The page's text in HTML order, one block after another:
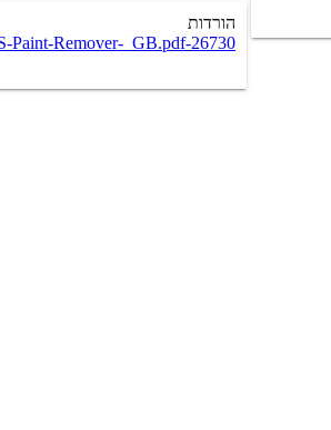
הורדות
26730-SDS-Paint-Remover_GB.pdf
Paint-Remover-_GB.pdf